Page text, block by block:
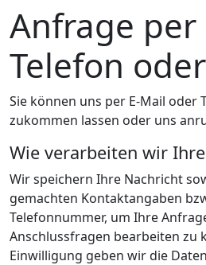
Anfrage per
Telefon
Sie können uns per E-Mail oder
zukommen lassen oder uns
Wie verarbeiten wir
Wir speichern Ihre Nachricht
gemachten Kontaktangaben
Telefonnummer, um Ihre
Anschlussfragen bearbeiten zu
Einwilligung geben wir die